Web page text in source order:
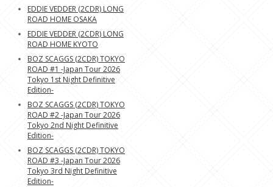
EDDIE VEDDER (2CDR) LONG
ROAD HOME OSAKA
EDDIE VEDDER (2CDR) LONG
ROAD HOME KYOTO
BOZ SCAGGS (2CDR) TOKYO
ROAD #1 -Japan Tour 2026
Tokyo 1st Night Definitive
Edition-
BOZ SCAGGS (2CDR) TOKYO
ROAD #2 -Japan Tour 2026
Tokyo 2nd Night Definitive
Edition-
BOZ SCAGGS (2CDR) TOKYO
ROAD #3 -Japan Tour 2026
Tokyo 3rd Night Definitive
Edition-